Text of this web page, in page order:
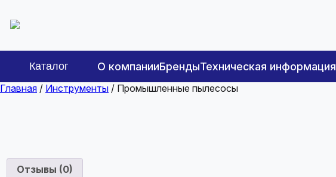
Каталог О компанииБрендыТехническая информация
Главная / Инструменты / Промышленные пылесосы
Отзывы (0)